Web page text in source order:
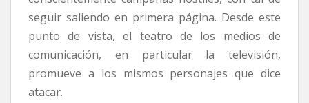
seguir saliendo en primera página. Desde este
punto de vista, el teatro de los medios de
comunicación, en particular la televisión,
promueve a los mismos personajes que dice
atacar.